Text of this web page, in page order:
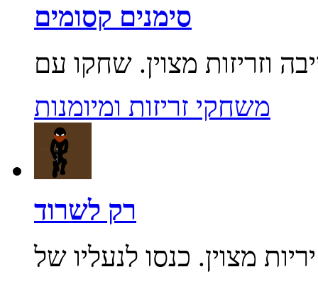
סימנים קסומים
משחקי זריזות ומיומנות
רק לשרוד